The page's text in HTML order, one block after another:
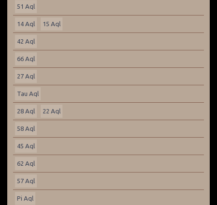
51 Aql
14 Aql 15 Aql
42 Aql
66 Aql
27 Aql
Tau Aql
28 Aql 22 Aql
58 Aql
45 Aql
62 Aql
57 Aql
Pi Aql